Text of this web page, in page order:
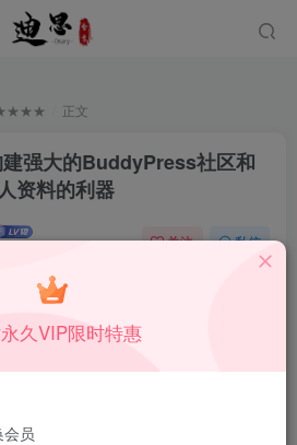
正文
强大的BuddyPress社区和
资料的利器
关注 私信
录后查看
久VIP限时特惠
员